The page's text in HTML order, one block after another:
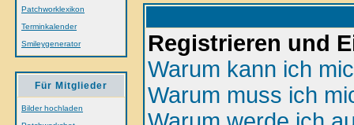
Patchworklexikon
Terminkalender
Smileygenerator
Für Mitglieder
Bilder hochladen
Registrieren und
Warum kann ich
Warum muss ich